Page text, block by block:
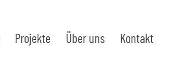
Projekte Über uns Kontakt